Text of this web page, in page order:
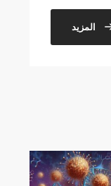
المزيد